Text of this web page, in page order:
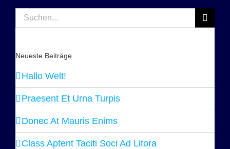
Suche
nach:
Neueste Beiträge
Hallo Welt!
Praesent Et Urna Turpis
Donec At Mauris Enims
Class Aptent Taciti Soci Ad Litora